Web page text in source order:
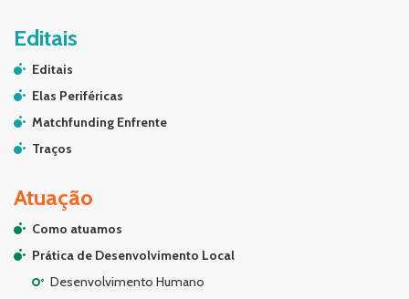
Editais
Editais
Elas Periféricas
Matchfunding Enfrente
Traços
Atuação
Como atuamos
Prática de Desenvolvimento Local
Desenvolvimento Humano